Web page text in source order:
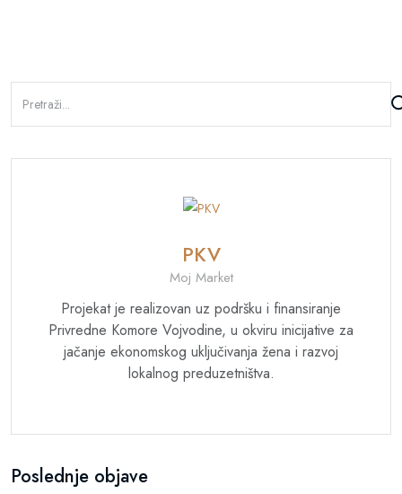
PKV
Moj Market
Projekat je realizovan uz podršku i finansiranje
Privredne Komore Vojvodine, u okviru inicijative za
jačanje ekonomskog uključivanja žena i razvoj
lokalnog preduzetništva.
Poslednje objave